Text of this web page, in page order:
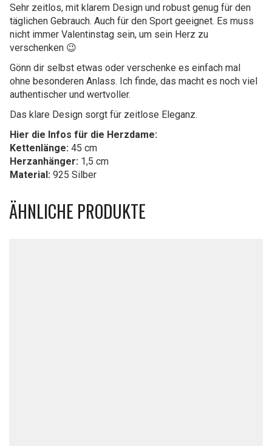
Sehr zeitlos, mit klarem Design und robust genug für den
täglichen Gebrauch. Auch für den Sport geeignet. Es muss
nicht immer Valentinstag sein, um sein Herz zu
verschenken 😉
Gönn dir selbst etwas oder verschenke es einfach mal
ohne besonderen Anlass. Ich finde, das macht es noch viel
authentischer und wertvoller.
Das klare Design sorgt für zeitlose Eleganz.
Hier die Infos für die Herzdame:
Kettenlänge: 45 cm
Herzanhänger: 1,5 cm
Material: 925 Silber
ÄHNLICHE PRODUKTE